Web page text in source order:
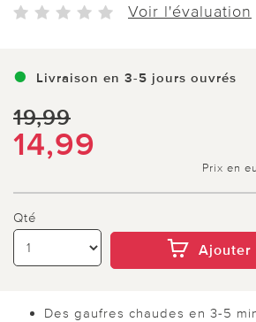
Voir l'évaluation
Livraison en 3-5 jours ouvrés
19,99
14,99
Prix en
Qté
Ajouter
Des gaufres chaudes en 3-5